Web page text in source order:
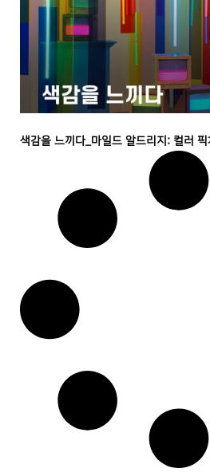
색감을 느끼다_마일드 알드리지: 컬러 픽